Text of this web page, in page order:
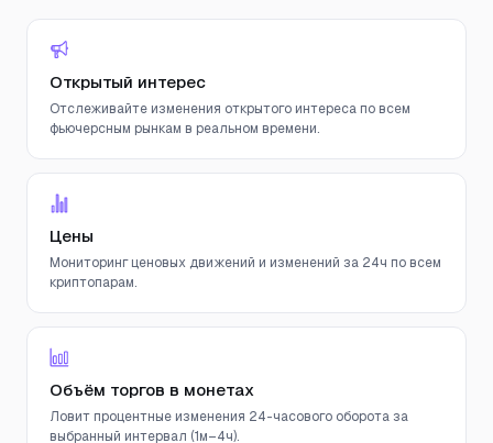
Открытый интерес
Отслеживайте изменения открытого интереса по всем
фьючерсным рынкам в реальном времени.
Цены
Мониторинг ценовых движений и изменений за 24ч по всем
криптопарам.
Объём торгов в монетах
Ловит процентные изменения 24-часового оборота за
выбранный интервал (1м–4ч).